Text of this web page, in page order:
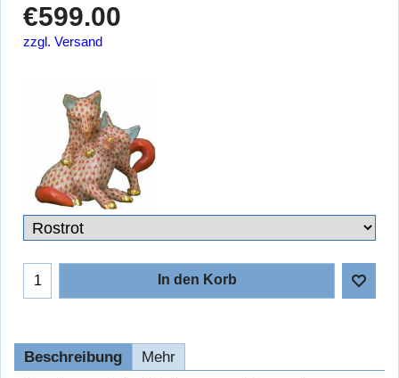
€599.00
zzgl. Versand
In den Korb
Beschreibung Mehr